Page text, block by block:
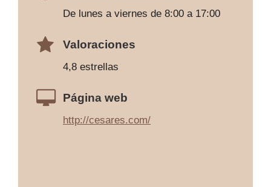
De lunes a viernes de 8:00 a 17:00
Valoraciones
4,8 estrellas
Página web
http://cesares.com/